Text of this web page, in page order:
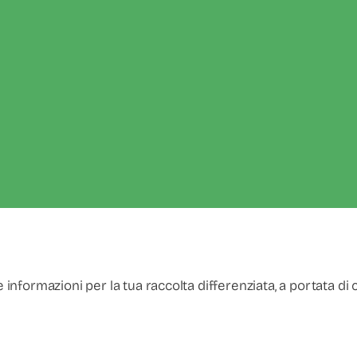
informazioni per la tua raccolta differenziata, a portata di